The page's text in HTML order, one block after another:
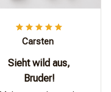
Carsten
Sieht wild aus,
Bruder!